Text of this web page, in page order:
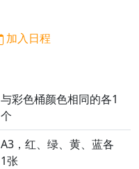
加入日程
与彩色桶颜色相同的各1
个
A3，红、绿、黄、蓝各
1张